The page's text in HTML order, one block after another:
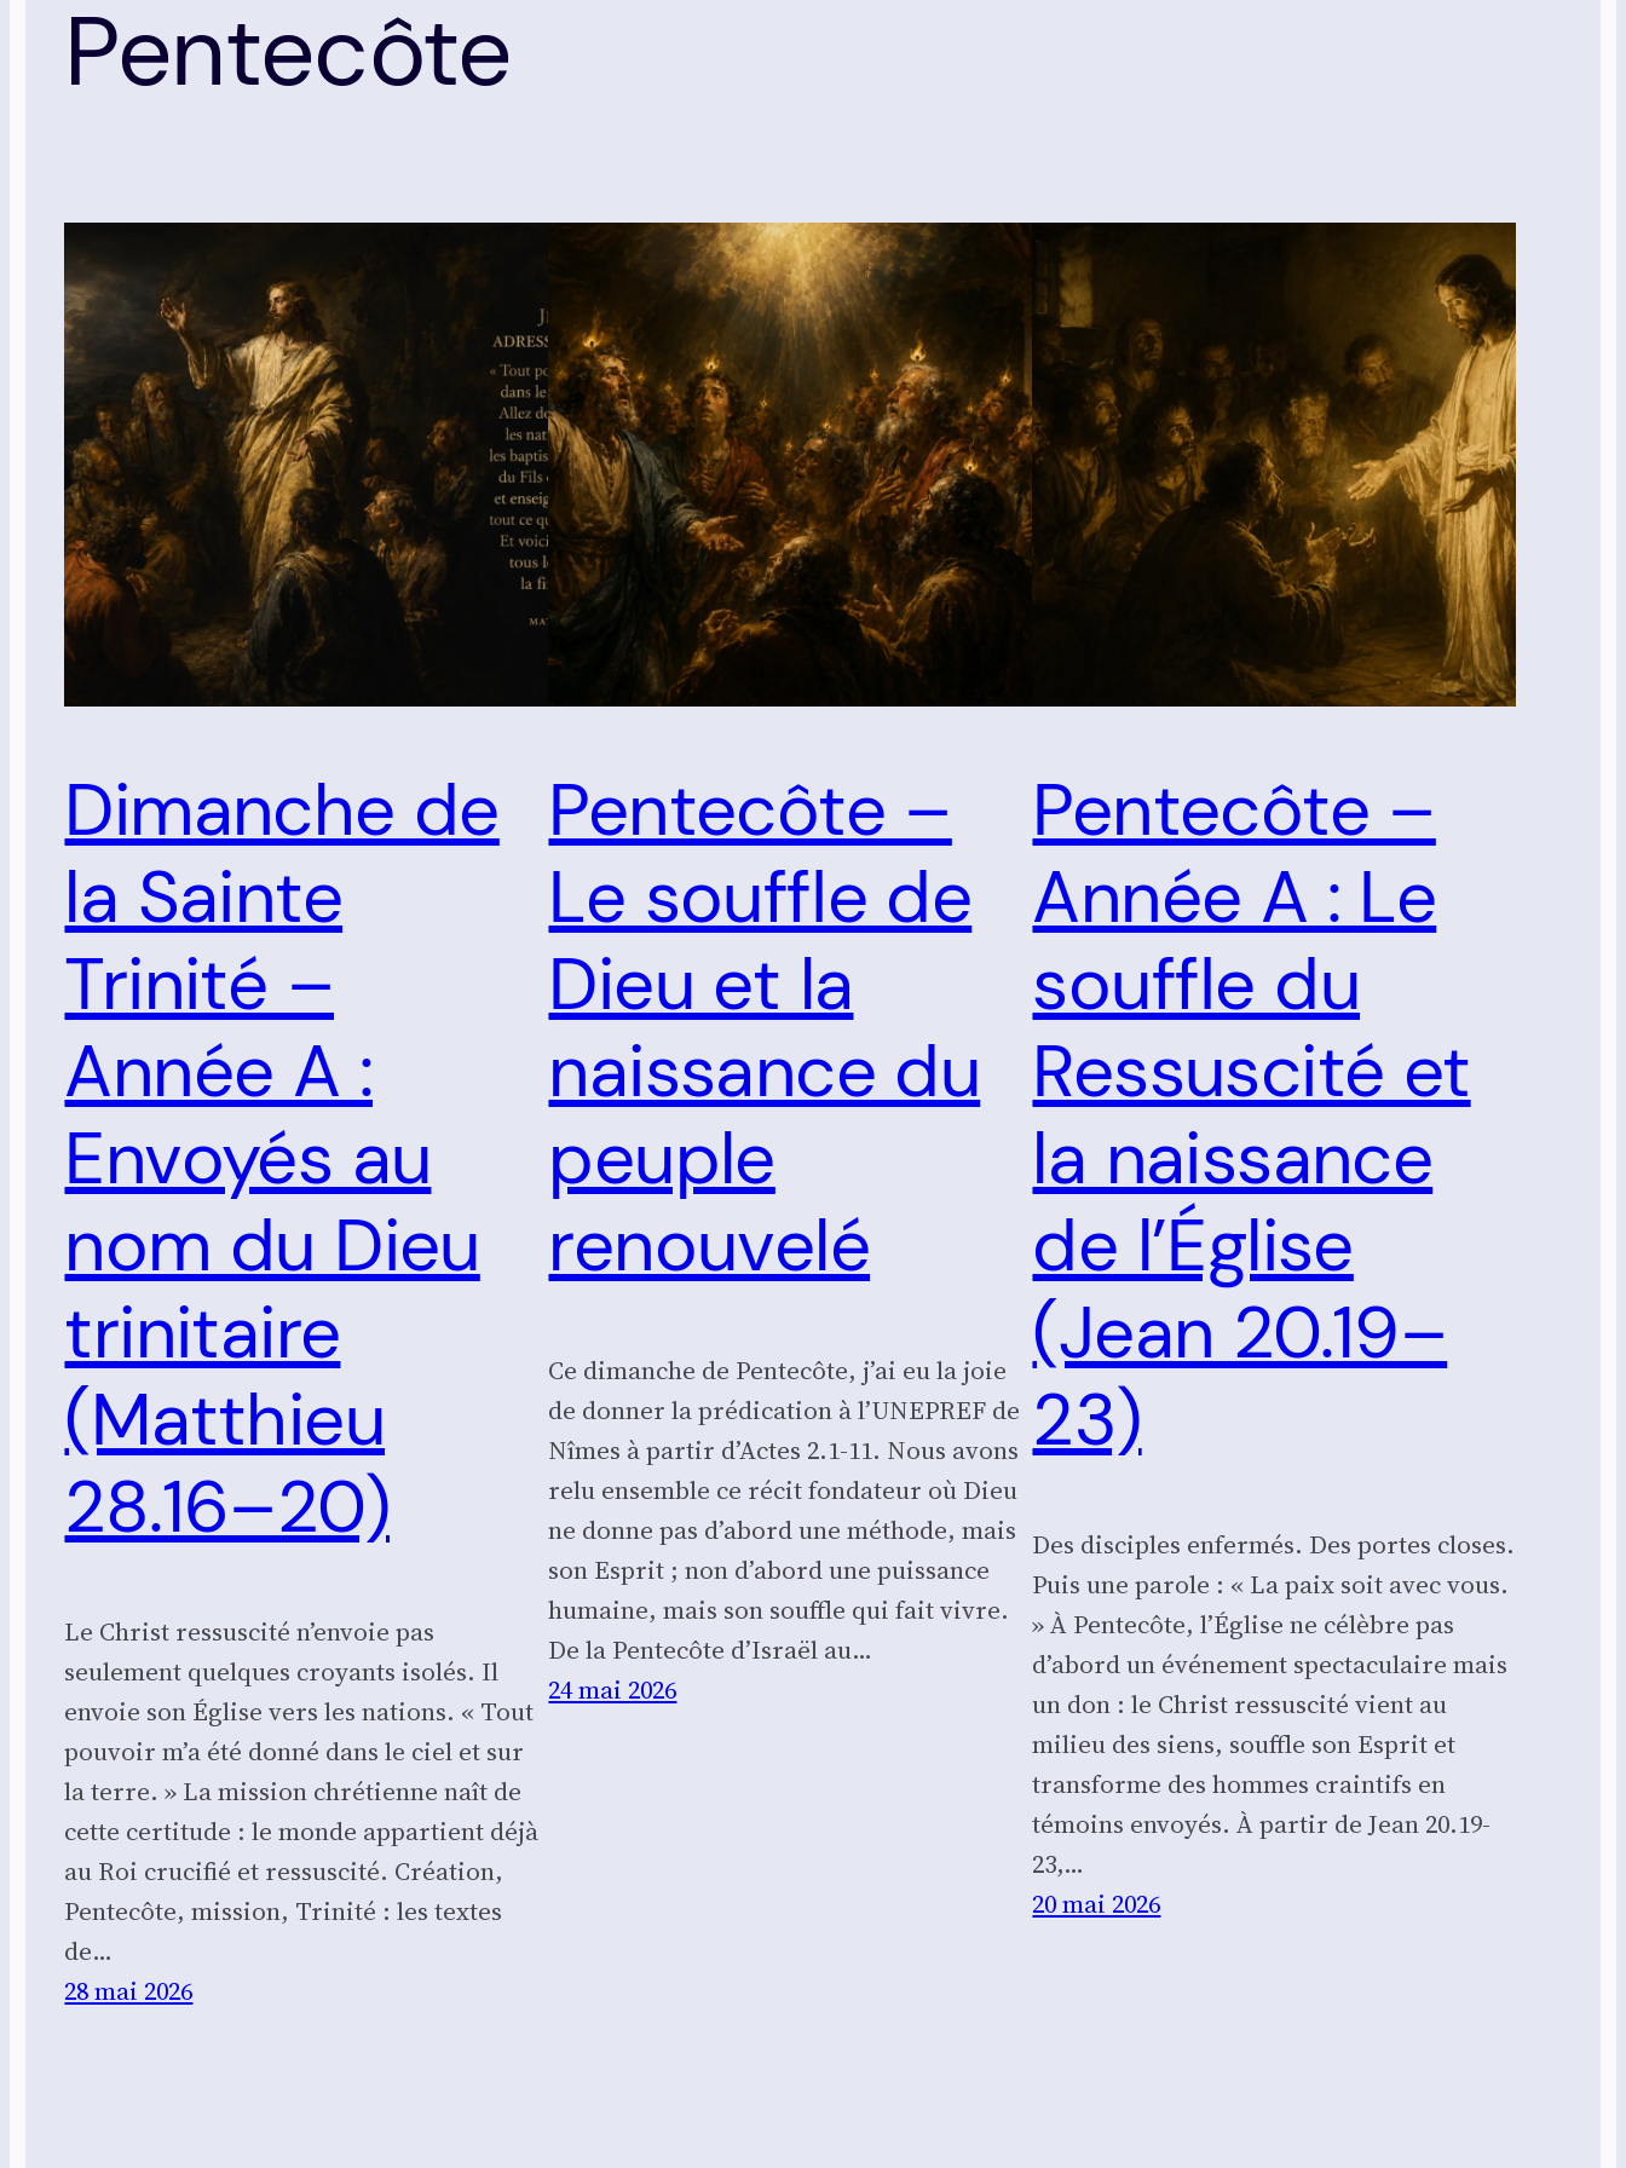
Pentecôte
Dimanche de
la Sainte
Trinité –
Année A :
Envoyés au
nom du Dieu
trinitaire
(Matthieu
28.16–20)
Le Christ ressuscité n’envoie pas
seulement quelques croyants isolés. Il
envoie son Église vers les nations. « Tout
pouvoir m’a été donné dans le ciel et sur
la terre. » La mission chrétienne naît de
cette certitude : le monde appartient déjà
au Roi crucifié et ressuscité. Création,
Pentecôte, mission, Trinité : les textes
de…
28 mai 2026
Pentecôte –
Le souffle de
Dieu et la
naissance du
peuple
renouvelé
Ce dimanche de Pentecôte, j’ai eu la joie
de donner la prédication à l’UNEPREF de
Nîmes à partir d’Actes 2.1-11. Nous avons
relu ensemble ce récit fondateur où Dieu
ne donne pas d’abord une méthode, mais
son Esprit ; non d’abord une puissance
humaine, mais son souffle qui fait vivre.
De la Pentecôte d’Israël au…
24 mai 2026
Pentecôte –
Année A : Le
souffle du
Ressuscité et
la naissance
de l’Église
(Jean 20.19–
23)
Des disciples enfermés. Des portes closes.
Puis une parole : « La paix soit avec vous.
» À Pentecôte, l’Église ne célèbre pas
d’abord un événement spectaculaire mais
un don : le Christ ressuscité vient au
milieu des siens, souffle son Esprit et
transforme des hommes craintifs en
témoins envoyés. À partir de Jean 20.19-
23,…
20 mai 2026